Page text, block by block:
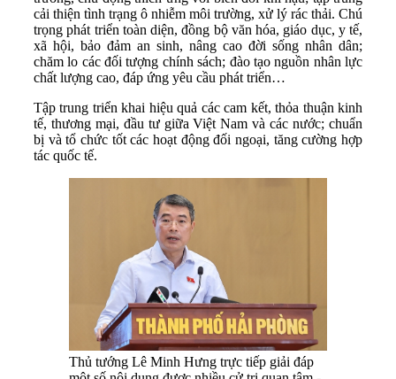
cải thiện tình trạng ô nhiễm môi trường, xử lý rác thải. Chú
trọng phát triển toàn diện, đồng bộ văn hóa, giáo dục, y tế,
xã hội, bảo đảm an sinh, nâng cao đời sống nhân dân;
chăm lo các đối tượng chính sách; đào tạo nguồn nhân lực
chất lượng cao, đáp ứng yêu cầu phát triển…
Tập trung triển khai hiệu quả các cam kết, thỏa thuận kinh
tế, thương mại, đầu tư giữa Việt Nam và các nước; chuẩn
bị và tổ chức tốt các hoạt động đối ngoại, tăng cường hợp
tác quốc tế.
Thủ tướng Lê Minh Hưng trực tiếp giải đáp